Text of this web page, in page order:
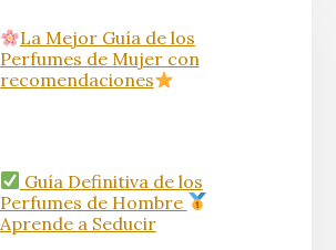
La Mejor Guía de los
Perfumes de Mujer con
recomendaciones
Guía Definitiva de los
Perfumes de Hombre
Aprende a Seducir